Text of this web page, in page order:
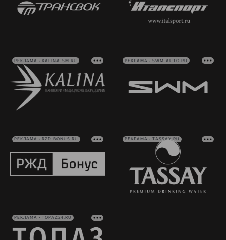
РЕКЛАМА • KALINA-SM.RU РЕКЛАМА • SWM-AUTO.RU
РЕКЛАМА • RZD-BONUS.RU РЕКЛАМА • TASSAY.RU
РЕКЛАМА • TOPAZ24.RU